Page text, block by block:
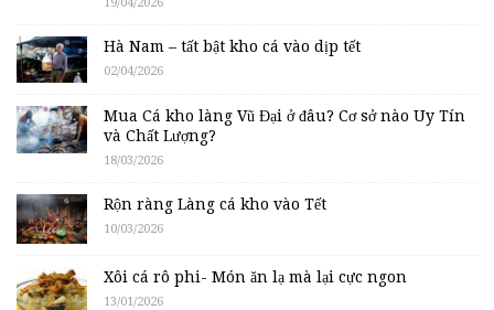
Hà Nam – tất bật kho cá vào dịp tết
02/04/2026
Mua Cá kho làng Vũ Đại ở đâu? Cơ sở nào Uy Tín
và Chất Lượng?
18/03/2026
Rộn ràng Làng cá kho vào Tết
10/03/2026
Xôi cá rô phi- Món ăn lạ mà lại cực ngon
13/01/2026